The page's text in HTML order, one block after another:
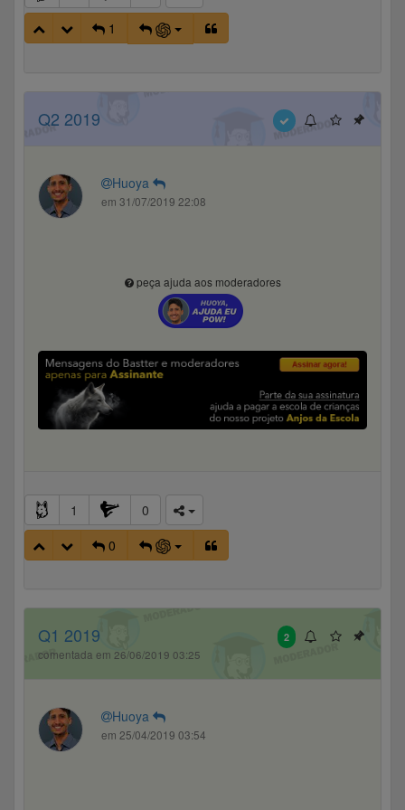
for
the prior year".
1
Q2 2019
Huoya
em 31/07/2019 22:08
peça ajuda aos moderadores
1
0
0
2
Q1 2019
comentada em 26/06/2019 03:25
Huoya
em 25/04/2019 03:54